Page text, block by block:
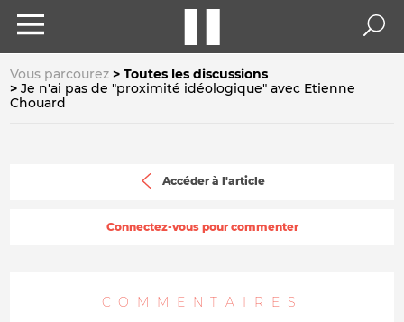
Vous parcourez
Toutes les discussions
Je n'ai pas de "proximité idéologique" avec Etienne
Chouard
Accéder à l'article
Connectez-vous pour commenter
COMMENTAIRES